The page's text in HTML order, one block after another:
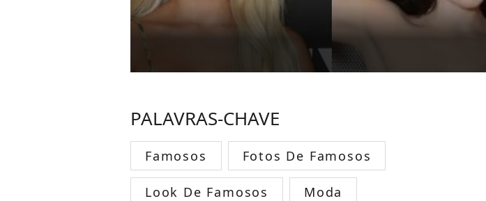
PALAVRAS-CHAVE
Famosos Fotos De Famosos
Look De Famosos Moda